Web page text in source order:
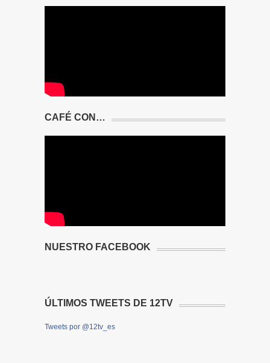
CAFÉ CON…
NUESTRO FACEBOOK
ÚLTIMOS TWEETS DE 12TV
Tweets por @12tv_es